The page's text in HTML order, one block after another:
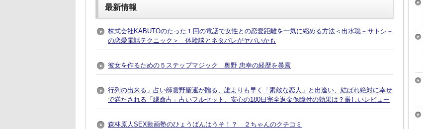
最新情報
株式会社KABUTOのたった１回の電話で女性との恋愛距離を一気に縮める方法＜出水聡－サトシ－
の恋愛電話テクニック＞ 体験談とネタバレがヤバいかも
彼女を作るための５ステップマジック 奥野 忠幸の経歴を暴露
行列の出来る」占い師雲野聖運が贈る、誰よりも早く「素敵な恋人」と出逢い、結ばれ絶対に幸せ
で満たされる「縁命占」占いフルセット、安心の180日完全返金保障付の効果は？厳しいレビュー
森林原人SEX動画塾のひょうばんはうそ！？ ２ちゃんのクチコミ